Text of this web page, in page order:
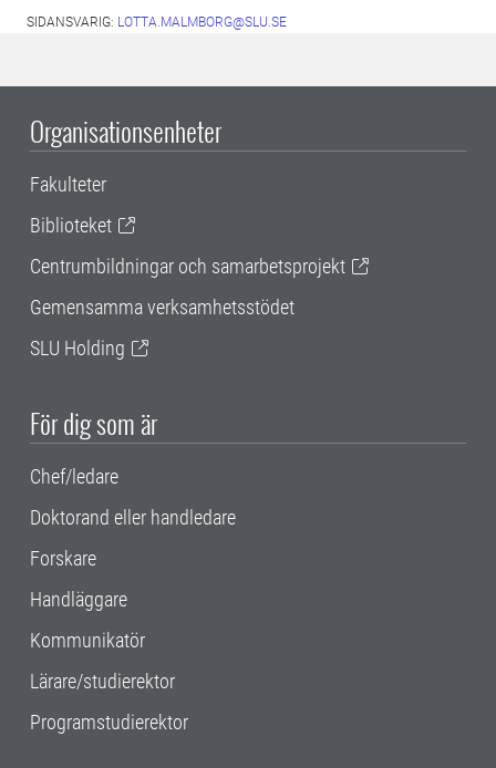
SIDANSVARIG: LOTTA.MALMBORG@SLU.SE
Organisationsenheter
Fakulteter
Biblioteket
Centrumbildningar och samarbetsprojekt
Gemensamma verksamhetsstödet
SLU Holding
För dig som är
Chef/ledare
Doktorand eller handledare
Forskare
Handläggare
Kommunikatör
Lärare/studierektor
Programstudierektor